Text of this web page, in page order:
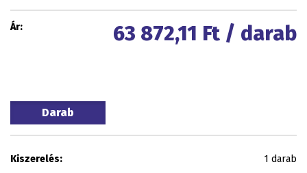
Ár: 63 872,11 Ft / darab
Darab
Kiszerelés: 1 darab